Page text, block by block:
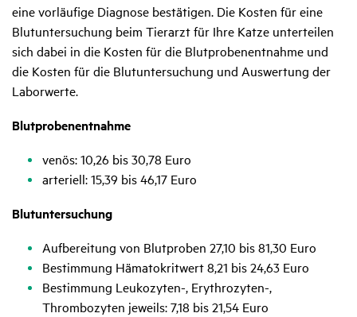
eine vorläufige Diagnose bestätigen. Die Kosten für eine
Blutuntersuchung beim Tierarzt für Ihre Katze unterteilen
sich dabei in die Kosten für die Blutprobenentnahme und
die Kosten für die Blutuntersuchung und Auswertung der
Laborwerte.
Blutprobenentnahme
venös: 10,26 bis 30,78 Euro
arteriell: 15,39 bis 46,17 Euro
Blutuntersuchung
Aufbereitung von Blutproben 27,10 bis 81,30 Euro
Bestimmung Hämatokritwert 8,21 bis 24,63 Euro
Bestimmung Leukozyten-, Erythrozyten-,
Thrombozyten jeweils: 7,18 bis 21,54 Euro